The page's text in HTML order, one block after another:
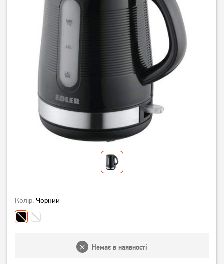
Колір: Чорний
Немає в наявності